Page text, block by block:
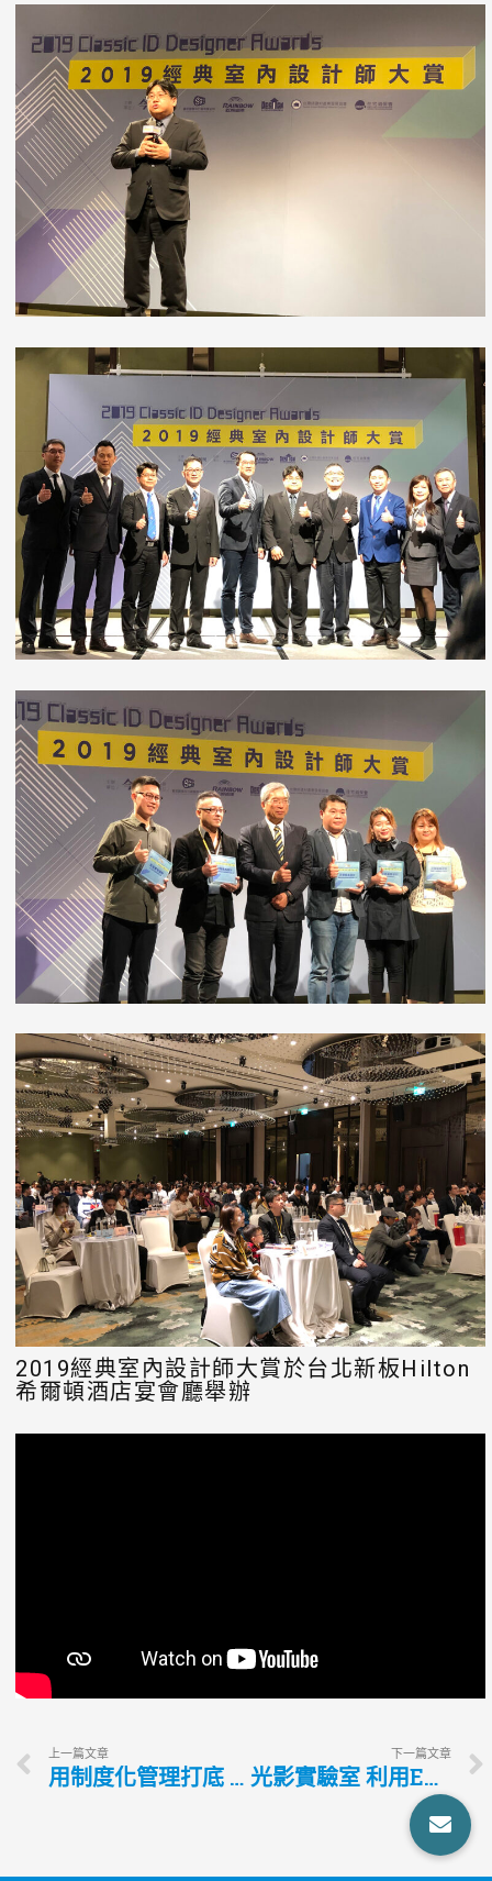
2019經典室內設計師大賞於台北新板Hilton
希爾頓酒店宴會廳舉辦
上一篇文章
用制度化管理打底 用設計力建立品牌知名度
下一篇文章
光影實驗室 利用EPSON投影科技為設計提案加分